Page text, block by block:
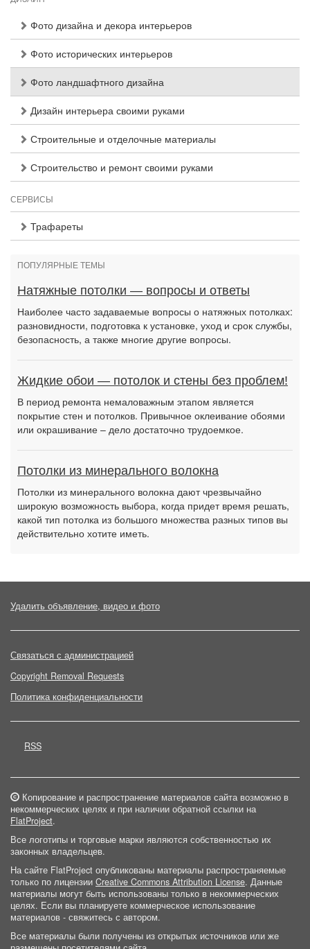
Фото дизайна и декора интерьеров
Фото исторических интерьеров
Фото ландшафтного дизайна
Дизайн интерьера своими руками
Строительные и отделочные материалы
Строительство и ремонт своими руками
СЕРВИСЫ
Трафареты
ПОПУЛЯРНЫЕ ТЕМЫ
Натяжные потолки — вопросы и ответы
Наиболее часто задаваемые вопросы о натяжных потолках:
разновидности, подготовка к установке, уход и срок службы,
безопасность, а также многие другие вопросы.
Жидкие обои — потолок и стены без проблем!
В период ремонта немаловажным этапом является
покрытие стен и потолков. Привычное оклеивание обоями
или окрашивание – дело достаточно трудоемкое.
Потолки из минерального волокна
Потолки из минерального волокна дают чрезвычайно
широкую возможность выбора, когда придет время решать,
какой тип потолка из большого множества разных типов вы
действительно хотите иметь.
Удалить объявление, видео и фото
Связаться с администрацией
Copyright Removal Requests
Политика конфиденциальности
RSS
Копирование и распространение материалов сайта возможно в
некоммерческих целях и при наличии обратной ссылки на
FlatProject.
Все логотипы и торговые марки являются собственностью их
законных владельцев.
На сайте FlatProject опубликованы материалы распространяемые
только по лицензии Creative Commons Attribution License. Данные
материалы могут быть использованы только в некоммерческих
целях. Если вы планируете коммерческое использование
материалов - свяжитесь с автором.
Все материалы были получены из открытых источников или же